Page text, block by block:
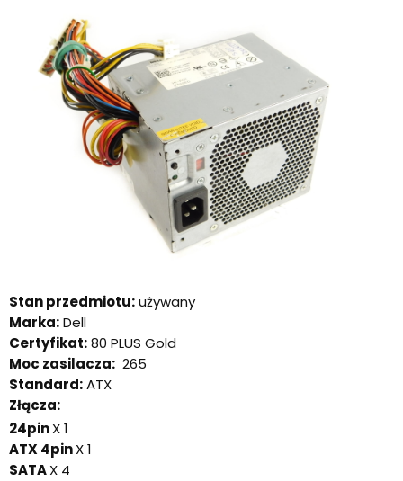
Stan przedmiotu:używany
Marka:Dell
Certyfikat:80 PLUS Gold
Moc zasilacza: 265
Standard:ATX
Złącza:
24pinX 1
ATX 4pinX 1
SATAX 4